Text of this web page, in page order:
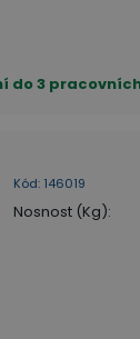
do 3
Kód: 146019
Nosnost (Kg):